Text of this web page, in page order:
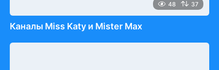
48 37
Каналы Miss Katy и Mister Max